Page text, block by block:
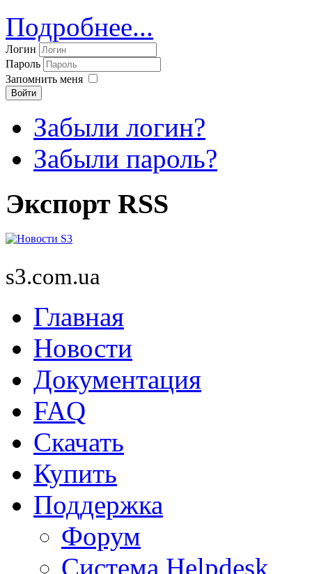
Подробнее...
Логин
Пароль
Запомнить меня
Войти
Забыли логин?
Забыли пароль?
Экспорт RSS
s3.com.ua
Главная
Новости
Документация
FAQ
Скачать
Купить
Поддержка
Форум
Система Helpdesk